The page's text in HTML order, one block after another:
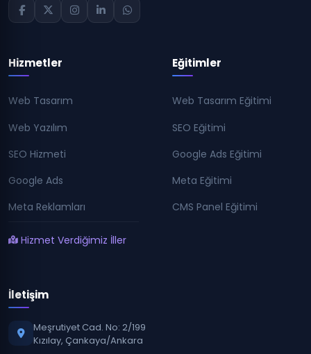
Hizmetler
Web Tasarım
Web Yazılım
SEO Hizmeti
Google Ads
Meta Reklamları
Hizmet Verdiğimiz İller
Eğitimler
Web Tasarım Eğitimi
SEO Eğitimi
Google Ads Eğitimi
Meta Eğitimi
CMS Panel Eğitimi
İletişim
Meşrutiyet Cad. No: 2/199
Kızılay, Çankaya/Ankara